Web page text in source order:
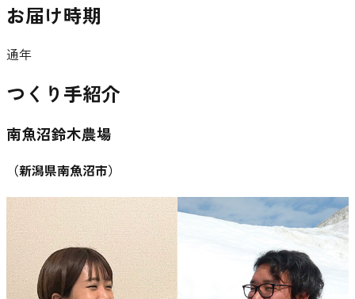
お届け時期
通年
つくり手紹介
南魚沼鈴木農場
（新潟県南魚沼市）